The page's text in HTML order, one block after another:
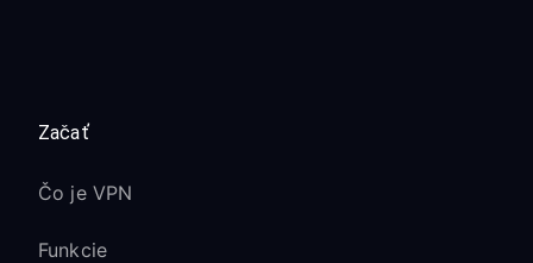
Začať
Čo je VPN
Funkcie